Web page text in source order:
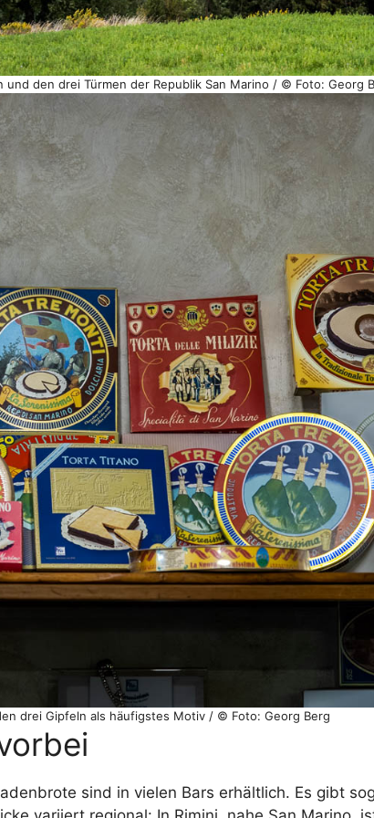
den drei Türmen der Republik San Marino / © Foto: Georg
drei Gipfeln als häufigstes Motiv / © Foto: Georg Berg
sind in vielen Bars erhältlich. Es gibt